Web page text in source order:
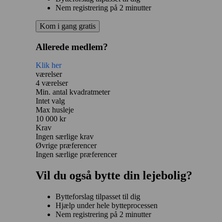
Nem registrering på 2 minutter
Kom i gang gratis
Allerede medlem?
Klik her
værelser
4 værelser
Min. antal kvadratmeter
Intet valg
Max husleje
10 000 kr
Krav
Ingen særlige krav
Øvrige præferencer
Ingen særlige præferencer
Vil du også bytte din lejebolig?
Bytteforslag tilpasset til dig
Hjælp under hele bytteprocessen
Nem registrering på 2 minutter